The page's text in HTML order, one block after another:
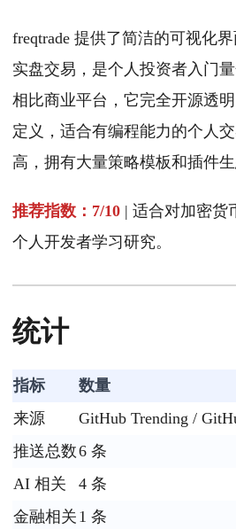
freqtrade 提供了简洁的可视化
实盘交易，是个人投资者入门
相比商业平台，它完全开源透
定义，适合有编程能力的个人
高，拥有大量策略模板和插件生
推荐指数：7/10 | 适合对加密货
个人开发者学习研究。
统计
指标
数量
来源
GitHub Trending /
推送总数6 条
AI 相关
4 条
金融相关 1 条